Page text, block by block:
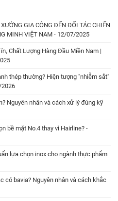
GIA CÔNG ĐẾN ĐỐI TÁC CHIẾN
MINH VIỆT NAM - 12/07/2025
Chất Lượng Hàng Đầu Miền Nam |
thép thường? Hiện tượng "nhiễm sắt"
2026
Nguyên nhân và cách xử lý đúng kỹ
bề mặt No.4 thay vì Hairline? -
lựa chọn inox cho ngành thực phẩm
có bavia? Nguyên nhân và cách khắc